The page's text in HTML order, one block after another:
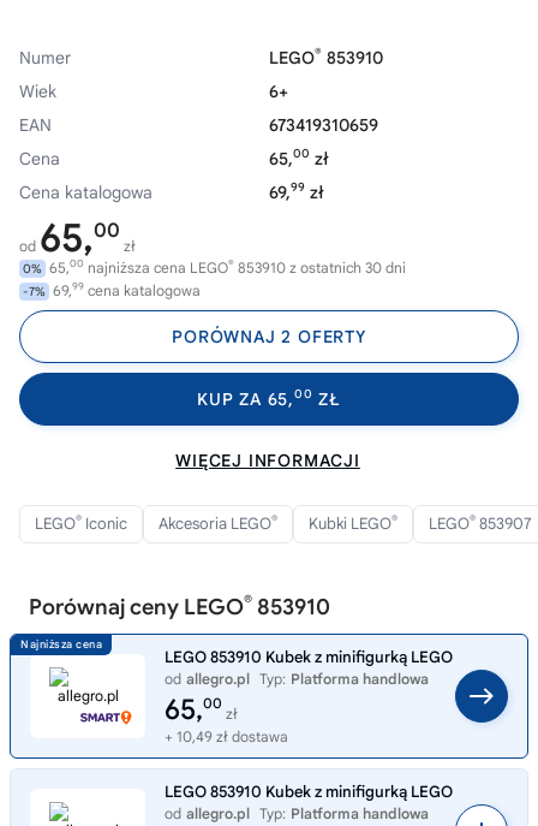
Numer LEGO® 853910
Wiek
6+
EAN
673419310659
Cena
65,00 zł
Cena katalogowa
69,99 zł
od 65,00
zł
0% 65,00 najniższa cena LEGO® 853910 z ostatnich 30 dni
-7% 69,99 cena katalogowa
PORÓWNAJ 2 OFERTY
KUP ZA 65,00 ZŁ
WIĘCEJ INFORMACJI
LEGO® Iconic Akcesoria LEGO® Kubki LEGO® LEGO® 853907
Porównaj ceny LEGO® 853910
LEGO 853910 Kubek z minifigurką LEGO
od allegro.pl Typ: Platforma handlowa
65,00
zł
+ 10,49 zł dostawa
LEGO 853910 Kubek z minifigurką LEGO
od allegro.pl Typ: Platforma handlowa